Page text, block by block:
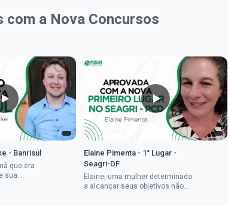
com a Nova Concursos
- Banrisul
que era
sua
Elaine Pimenta - 1° Lugar -
Seagri-DF
Elaine, uma mulher determinada
a alcançar seus objetivos não